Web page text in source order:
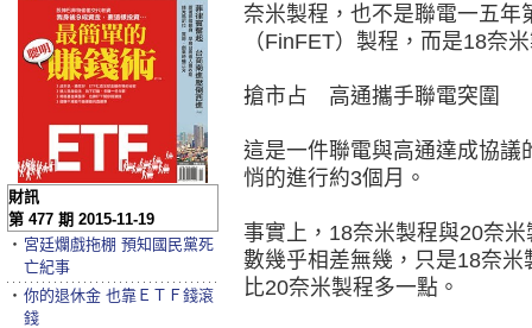
奈米製程，也不是聯電一五年
（FinFET）製程，而是18奈
搶市占 高通攜手聯電突圍
這是一件聯電與高通達成協議
悄的進行約3個月。
事實上，18奈米製程與20奈
數幾乎相差無幾，只是18奈
比20奈米製程多一點。
財訊
第 477 期 2015-11-19
‧ 宮廷爛戲拖棚 預知國民黨死
亡紀事
‧ 你的退休金 也靠ＥＴＦ錢滾
錢